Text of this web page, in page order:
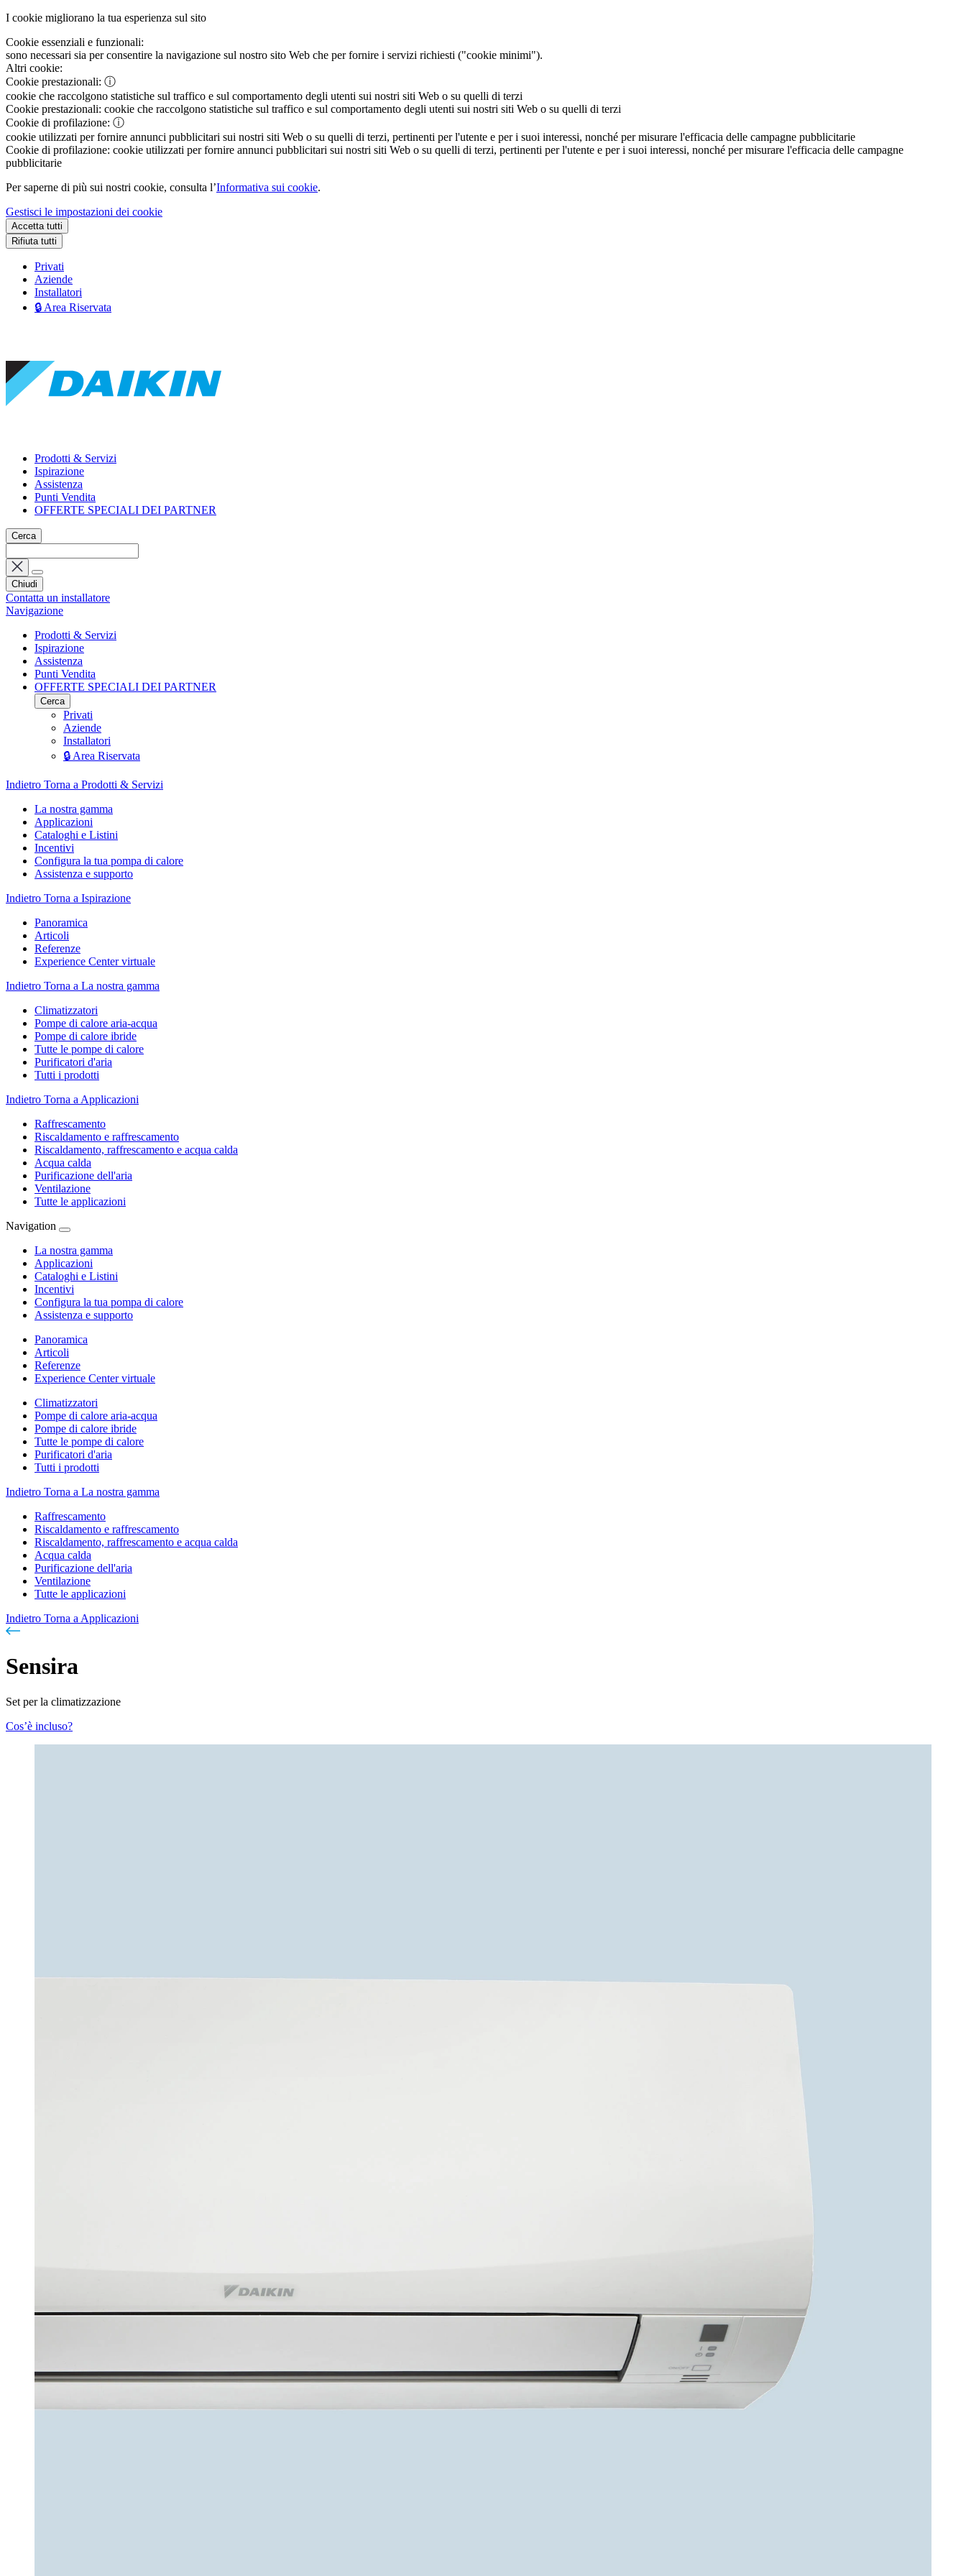
I cookie migliorano la tua esperienza sul sito
Cookie essenziali e funzionali:
sono necessari sia per consentire la navigazione sul nostro sito Web che per fornire i servizi richiesti ("cookie minimi").
Altri cookie:
Cookie prestazionali: ⓘ
cookie che raccolgono statistiche sul traffico e sul comportamento degli utenti sui nostri siti Web o su quelli di terzi
Cookie prestazionali: cookie che raccolgono statistiche sul traffico e sul comportamento degli utenti sui nostri siti Web o su quelli di terzi
Cookie di profilazione: ⓘ
cookie utilizzati per fornire annunci pubblicitari sui nostri siti Web o su quelli di terzi, pertinenti per l'utente e per i suoi interessi, nonché per misurare l'efficacia delle campagne pubblicitarie
Cookie di profilazione: cookie utilizzati per fornire annunci pubblicitari sui nostri siti Web o su quelli di terzi, pertinenti per l'utente e per i suoi interessi, nonché per misurare l'efficacia delle campagne
pubblicitarie
Per saperne di più sui nostri cookie, consulta l’Informativa sui cookie.
Gestisci le impostazioni dei cookie
Accetta tutti
Rifiuta tutti
Privati
Aziende
Installatori
🔒 Area Riservata
Prodotti & Servizi
Ispirazione
Assistenza
Punti Vendita
OFFERTE SPECIALI DEI PARTNER
Cerca
Chiudi
Contatta un installatore
Navigazione
Prodotti & Servizi
Ispirazione
Assistenza
Punti Vendita
OFFERTE SPECIALI DEI PARTNER
Cerca
Privati
Aziende
Installatori
🔒 Area Riservata
Indietro Torna a Prodotti & Servizi
La nostra gamma
Applicazioni
Cataloghi e Listini
Incentivi
Configura la tua pompa di calore
Assistenza e supporto
Indietro Torna a Ispirazione
Panoramica
Articoli
Referenze
Experience Center virtuale
Indietro Torna a La nostra gamma
Climatizzatori
Pompe di calore aria-acqua
Pompe di calore ibride
Tutte le pompe di calore
Purificatori d'aria
Tutti i prodotti
Indietro Torna a Applicazioni
Raffrescamento
Riscaldamento e raffrescamento
Riscaldamento, raffrescamento e acqua calda
Acqua calda
Purificazione dell'aria
Ventilazione
Tutte le applicazioni
Navigation
La nostra gamma
Applicazioni
Cataloghi e Listini
Incentivi
Configura la tua pompa di calore
Assistenza e supporto
Panoramica
Articoli
Referenze
Experience Center virtuale
Climatizzatori
Pompe di calore aria-acqua
Pompe di calore ibride
Tutte le pompe di calore
Purificatori d'aria
Tutti i prodotti
Indietro Torna a La nostra gamma
Raffrescamento
Riscaldamento e raffrescamento
Riscaldamento, raffrescamento e acqua calda
Acqua calda
Purificazione dell'aria
Ventilazione
Tutte le applicazioni
Indietro Torna a Applicazioni
Sensira
Set per la climatizzazione
Cos’è incluso?